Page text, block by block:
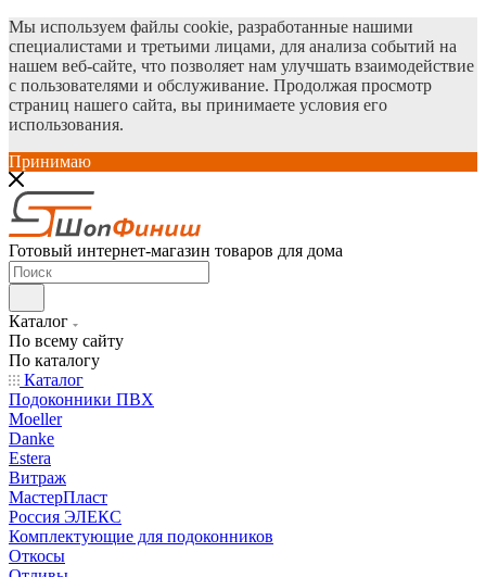
Мы используем файлы cookie, разработанные нашими
специалистами и третьими лицами, для анализа событий на
нашем веб-сайте, что позволяет нам улучшать взаимодействие
с пользователями и обслуживание. Продолжая просмотр
страниц нашего сайта, вы принимаете условия его
использования.
Принимаю
Готовый интернет-магазин товаров для дома
Каталог
По всему сайту
По каталогу
Каталог
Подоконники ПВХ
Moeller
Danke
Estera
Витраж
МастерПласт
Россия ЭЛЕКС
Комплектующие для подоконников
Откосы